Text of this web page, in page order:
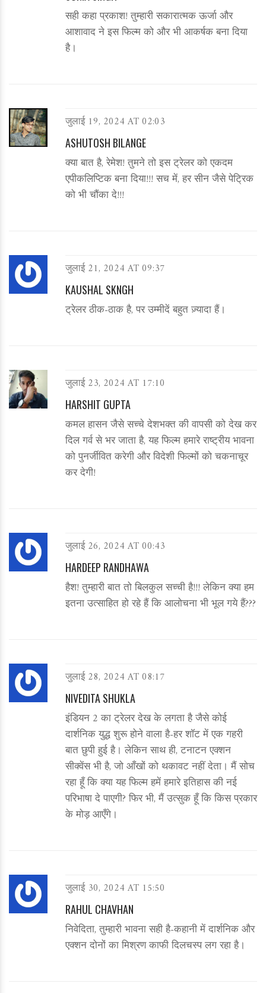
सही कहा प्रकाश! तुम्हारी सकारात्मक ऊर्जा और
आशावाद ने इस फिल्म को और भी आकर्षक बना दिया
है।
जुलाई 19, 2024 AT 02:03
ASHUTOSH BILANGE
क्या बात है, रेमेश! तुमने तो इस ट्रेलर को एकदम
एपीकलिप्टिक बना दिया!!! सच में, हर सीन जैसे पेट्रिक
को भी चौंका दे!!!
जुलाई 21, 2024 AT 09:37
KAUSHAL SKNGH
ट्रेलर ठीक-ठाक है, पर उम्मीदें बहुत ज़्यादा हैं।
जुलाई 23, 2024 AT 17:10
HARSHIT GUPTA
कमल हासन जैसे सच्चे देशभक्त की वापसी को देख कर
दिल गर्व से भर जाता है, यह फिल्म हमारे राष्ट्रीय भावना
को पुनर्जीवित करेगी और विदेशी फिल्मों को चकनाचूर
कर देगी!
जुलाई 26, 2024 AT 00:43
HARDEEP RANDHAWA
हैश! तुम्हारी बात तो बिलकुल सच्ची है!!! लेकिन क्या हम
इतना उत्साहित हो रहे हैं कि आलोचना भी भूल गये हैं???
जुलाई 28, 2024 AT 08:17
NIVEDITA SHUKLA
इंडियन 2 का ट्रेलर देख के लगता है जैसे कोई
दार्शनिक युद्ध शुरू होने वाला है-हर शॉट में एक गहरी
बात छुपी हुई है। लेकिन साथ ही, टनाटन एक्शन
सीक्वेंस भी है, जो आँखों को थकावट नहीं देता। मैं सोच
रहा हूँ कि क्या यह फिल्म हमें हमारे इतिहास की नई
परिभाषा दे पाएगी? फिर भी, मैं उत्सुक हूँ कि किस प्रकार
के मोड़ आएँगे।
जुलाई 30, 2024 AT 15:50
RAHUL CHAVHAN
निवेदिता, तुम्हारी भावना सही है-कहानी में दार्शनिक और
एक्शन दोनों का मिश्रण काफी दिलचस्प लग रहा है।